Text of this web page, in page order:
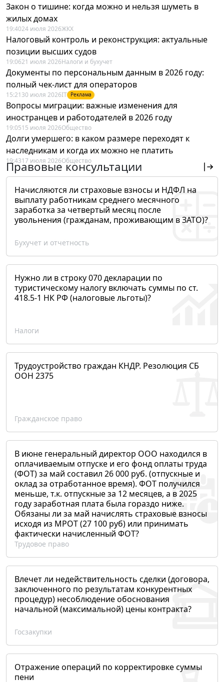
Закон о тишине: когда можно и нельзя шуметь в
жилых домах
19:4024 июля 2026ЖКХ
Налоговый контроль и реконструкция: актуальные
позиции высших судов
19:0621 июля 2026Налоги и бухучет
Документы по персональным данным в 2026 году:
полный чек-лист для операторов
15:21 30 июля 2026IT Реклама
Вопросы миграции: важные изменения для
иностранцев и работодателей в 2026 году
19:0515 июля 2026Общество
Долги умершего: в каком размере переходят к
наследникам и когда их можно не платить
19:4317 июля 2026Общество
Правовые консультации
Начисляются ли страховые взносы и НДФЛ на
выплату работникам среднего месячного
заработка за четвертый месяц после
увольнения (гражданам, проживающим в ЗАТО)?
Бухучет и отчетность
Нужно ли в строку 070 декларации по
туристическому налогу включать суммы по ст.
418.5-1 НК РФ (налоговые льготы)?
Налоги
Трудоустройство граждан КНДР. Резолюция СБ
ООН 2375
Гражданское право
В июне генеральный директор ООО находился в
оплачиваемым отпуске и его фонд оплаты труда
(ФОТ) за май составил 26 000 руб. (отпускные и
оклад за отработанное время). ФОТ получился
меньше, т.к. отпускные за 12 месяцев, а в 2025
году заработная плата была гораздо ниже.
Обязаны ли за май начислять страховые взносы
исходя из МРОТ (27 100 руб) или принимать
фактически начисленный ФОТ?
Трудовое право
Влечет ли недействительность сделки (договора,
заключенного по результатам конкурентных
процедур) несоблюдение обоснования
начальной (максимальной) цены контракта?
Госзакупки
Отражение операций по корректировке суммы
пени